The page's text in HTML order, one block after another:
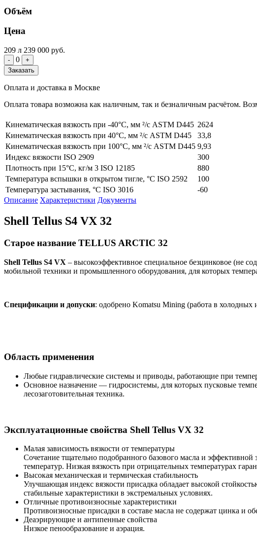
Объём
Цена
209 л 239 000 руб.
- 0
+
Заказать
Оплата и доставка в Москве
Оплата товара возможна как наличным, так и безналичным расчётом.
Кинематическая вязкость при -40°C, мм ²/с ASTM D445 2624
Кинематическая вязкость при 40°C, мм ²/с ASTM D445
33,8
Кинематическая вязкость при 100°C, мм ²/с ASTM D445 9,93
Индекс вязкости ISO 2909
300
Плотность при 15°C, кг/м 3 ISO 12185
880
Температура вспышки в открытом тигле, °C ISO 2592
100
Температура застывания, °C ISO 3016
-60
Описание Характеристики Документы
Shell Tellus S4 VX 32
Старое название TELLUS ARCTIC 32
Shell Tellus S4 VX – высокоэффективное специальное безцинковое (не
мобильной техники и промышленного оборудования, для которых
Спецификации и допуски: одобрено Komatsu Mining (работа в
Область применения
Любые гидравлические системы и приводы, работающие при
Основное назначение — гидросистемы, для которых пусковые
лесозаготовительная техника.
Эксплуатационные свойства Shell Tellus VX 32
Малая зависимость вязкости от температуры
Сочетание тщательно подобранного базового масла и
температур. Низкая вязкость при отрицательных температурах
Высокая механическая и термическая стабильность
Улучшающая индекс вязкости присадка обладает высокой
стабильные характеристики в экстремальных условиях.
Отличные противоизносные характеристики
Противоизносные присадки в составе масла не содержат цинка и
Деаэрирующие и антипенные свойства
Низкое пенообразование и аэрация.